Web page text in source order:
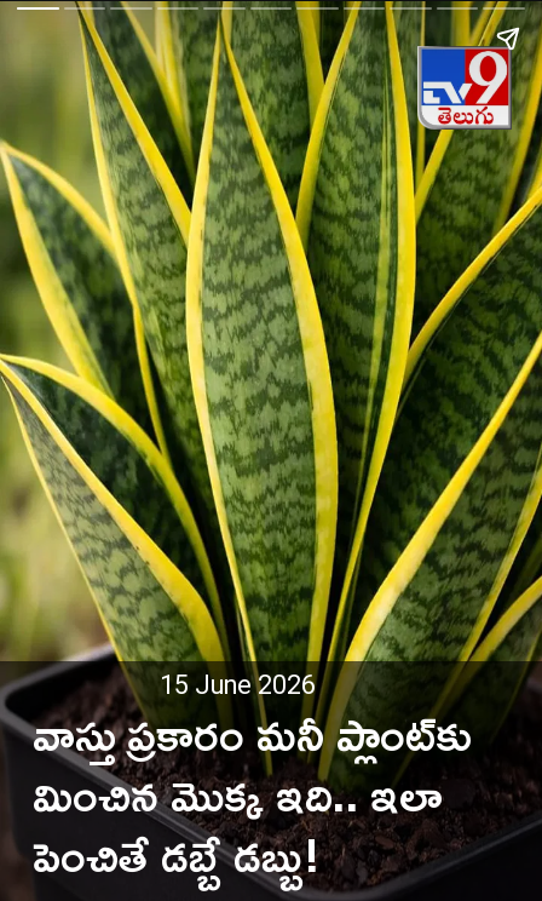
వాస్తు ప్రకారం మనీ ప్లాంట్‌కు
మించిన మొక్క ఇది.. ఇలా
పెంచితే డబ్బే డబ్బు!
15 June 2026